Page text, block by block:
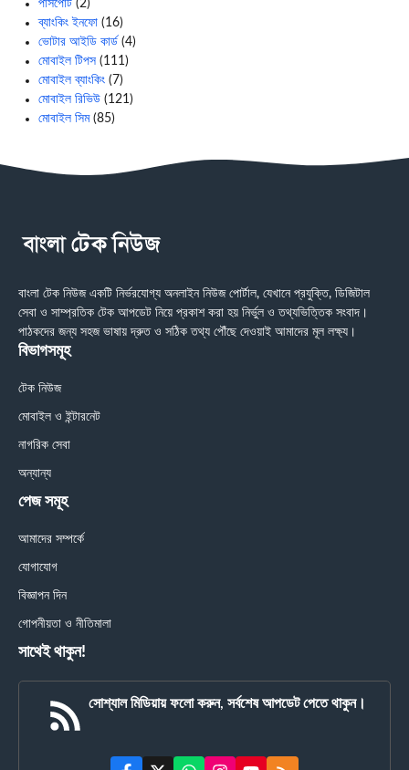
পাসপোর্ট (2)
ব্যাংকিং ইনফো (16)
ভোটার আইডি কার্ড (4)
মোবাইল টিপস (111)
মোবাইল ব্যাংকিং (7)
মোবাইল রিভিউ (121)
মোবাইল সিম(85)
বাংলা টেক নিউজ একটি নির্ভরযোগ্য অনলাইন নিউজ পোর্টাল, যেখানে প্রযুক্তি, ডিজিটাল
সেবা ও সাম্প্রতিক টেক আপডেট নিয়ে প্রকাশ করা হয় নির্ভুল ও তথ্যভিত্তিক সংবাদ।
পাঠকদের জন্য সহজ ভাষায় দ্রুত ও সঠিক তথ্য পৌঁছে দেওয়াই আমাদের মূল লক্ষ্য।
বিভাগসমূহ
টেক নিউজ
মোবাইল ও ইন্টারনেট
নাগরিক সেবা
অন্যান্য
পেজ সমূহ
আমাদের সম্পর্কে
যোগাযোগ
বিজ্ঞাপন দিন
গোপনীয়তা ও নীতিমালা
সাথেই থাকুন!
সোশ্যাল মিডিয়ায় ফলো করুন, সর্বশেষ আপডেট পেতে থাকুন।